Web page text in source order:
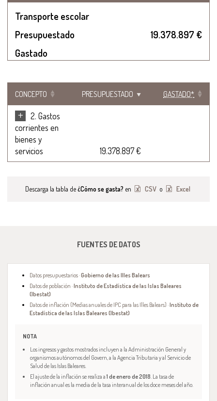
Transporte escolar
Presupuestado
19.378.897 €
Gastado
CONCEPTO PRESUPUESTADO GASTADO*
+
2. Gastos
corrientes en
bienes y
servicios
19.378.897 €
Descarga la tabla de¿Cómo se gasta? en CSV o Excel
FUENTES DE DATOS
Datos presupuestarios ·Gobierno de las Illes Balears
Datos de población ·Instituto de Estadística de las Islas Baleares
(Ibestat)
Datos de inflación (Medias anuales de IPC para las Illes Balears) ·Instituto de
Estadística de las Islas Baleares (Ibestat)
NOTA
Los ingresos y gastos mostrados incluyen a la Administración General y
organismos autónomos del Govern, a la Agencia Tributaria y al Servicio de
Salud de las Islas Baleares.
El ajuste de la inflación se realiza a1 de enero de 2018. La tasa de
inflación anual es la media de la tasa interanual de los doce meses del año.